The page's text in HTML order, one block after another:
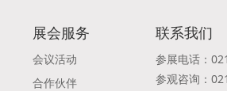
展会服务
会议活动
合作伙伴
联系我们
参展电话：
参观咨询：